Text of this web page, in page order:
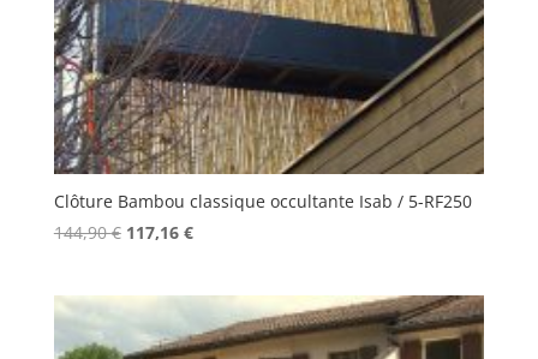
Clôture Bambou classique occultante Isab / 5-RF250
144,90€ Le
était :
144,90 €.
117,16 €Le
est :
117,16 €.